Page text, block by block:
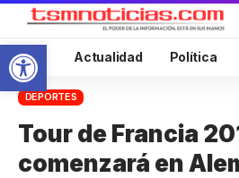
Abrir barra de herramientas
Inicio Actualidad Política
DEPORTES
Tour de Francia
comenzará en